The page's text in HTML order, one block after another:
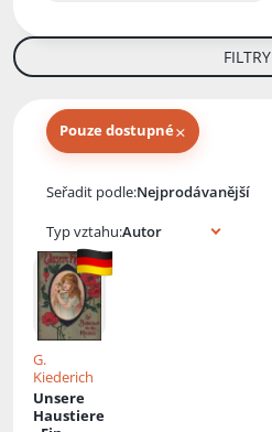
FILTRY
Pouze dostupné×
Seřadit podle:
Typ vztahu:
G.
Kiederich
Unsere
Haustiere